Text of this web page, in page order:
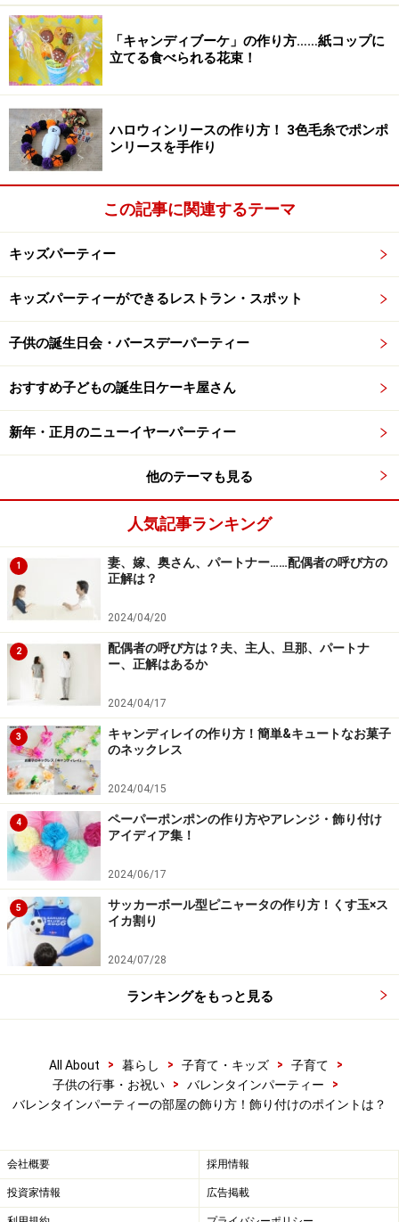
バレンタインの部屋の飾り方1：画用紙等を
ハート型に切る
ハートづくしのパーティーフード
バレンタインデーパーティーの食べ物は、クッキーカッ
ターを使って全てハート型に切り抜きます。市販のピザ
もサンドイッチも大きめのクッキーカッターを使えば簡
単にハート型に切ることができますよ。サンドイッチは
パンの中央を小さなクッキーカッターで切り抜き、間に
プレイスマット（ランチョンマット）は赤い画用紙の上
に「HAPPY VALENTINE’S DAY!」と書いたコピー用紙を
ので面白いですよ。ペーパーナプキンは4等分に切り、
それぞれを折り紙の要領でハートの形に折りました。
バレンタインの部屋の飾り方2：ハート型の
フルーツケバブ作り
ハート型のお菓子がいっぱい
バレンタインデーパーティー中、子ども達はお菓子のデ
コレーションを楽しみます。長い串に刺した果物はfruit
kebab(フルーツケバブ）と呼ばれる定番のパーティーフ
ードです。 今回は子ども達にフルーツケバブを作っても
らいましょう。
フルーツケバブ
先ず数種類の果物を小さなクッキーカッターでハート型
フルーツケバブをコップに立てる時は、底に食品ラップ
にくくなります。
＊子どもが串で手を刺さないように注意してください。
子どもが作ったデコクッキー。
「キャンディブーケ」の作り方……紙コップに
立てる食べられる花束！
ハロウィンリースの作り方！ 3色毛糸でポンポ
ンリースを手作り
この記事に関連するテーマ
キッズパーティー
キッズパーティーができるレストラン・スポット
子供の誕生日会・バースデーパーティー
おすすめ子どもの誕生日ケーキ屋さん
新年・正月のニューイヤーパーティー
他のテーマも見る
人気記事ランキング
1
妻、嫁、奥さん、パートナー……配偶者の呼び方の
正解は？
2024/04/20
2
配偶者の呼び方は？夫、主人、旦那、パートナ
ー、正解はあるか
2024/04/17
3
キャンディレイの作り方！簡単&キュートなお菓子
のネックレス
2024/04/15
4
ペーパーポンポンの作り方やアレンジ・飾り付け
アイディア集！
2024/06/17
5
サッカーボール型ピニャータの作り方！くす玉×ス
イカ割り
2024/07/28
ランキングをもっと見る
All About > 暮らし > 子育て・キッズ > 子育て
>
子供の行事・お祝い
> バレンタインパーティー
>
バレンタインパーティーの部屋の飾り方！飾り付けのポイントは？
会社概要 採用情報
投資家情報 広告掲載